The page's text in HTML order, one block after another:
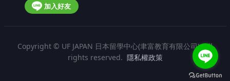
加入好友
Copyright © UF JAPAN 日本留學中心(聿富教育有限公司). All
rights reserved. 隱私權政策